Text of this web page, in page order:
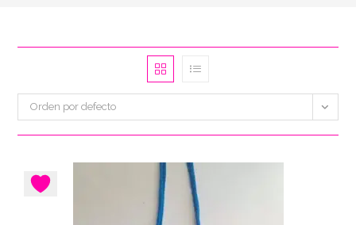
Orden por defecto